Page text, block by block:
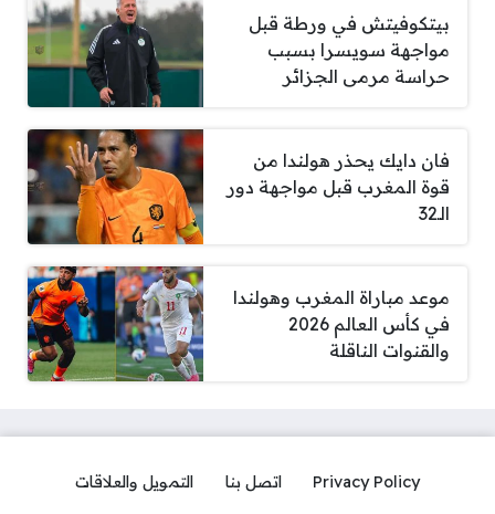
بيتكوفيتش في ورطة قبل
مواجهة سويسرا بسبب
حراسة مرمى الجزائر
فان دايك يحذر هولندا من
قوة المغرب قبل مواجهة دور
الـ32
موعد مباراة المغرب وهولندا
في كأس العالم 2026
والقنوات الناقلة
Privacy Policy اتصل بنا
التمويل والعلاقات